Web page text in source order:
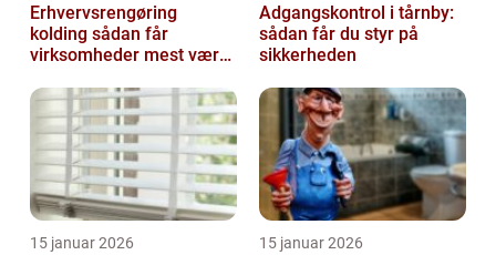
Erhvervsrengøring
kolding sådan får
virksomheder mest værdi
Adgangskontrol i tårnby:
sådan får du styr på
sikkerheden
15 januar 2026 15 januar 2026